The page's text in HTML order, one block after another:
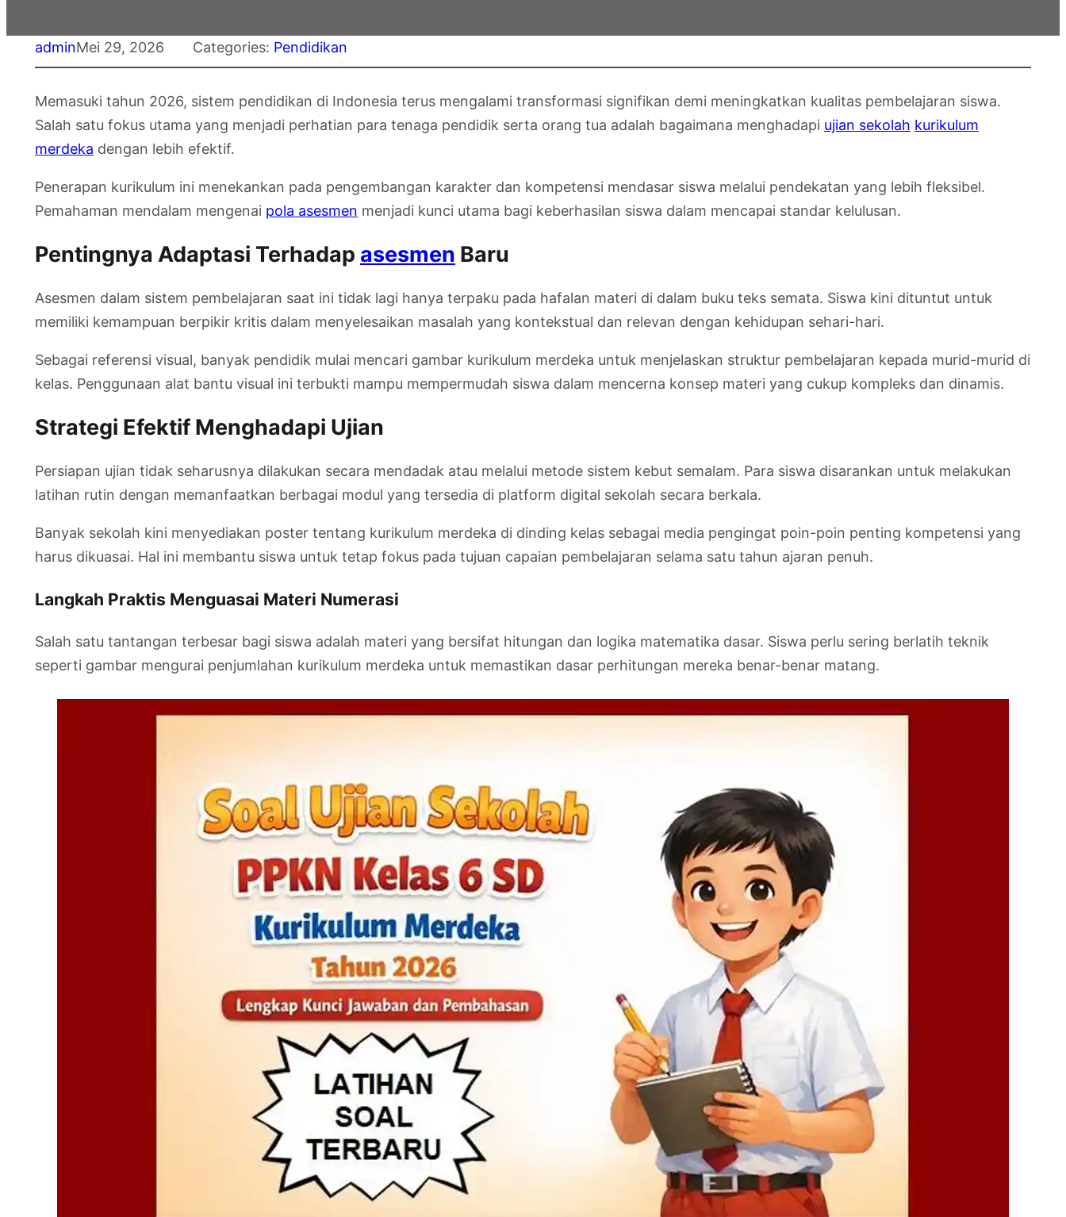
adminMei 29, 2026 Categories: Pendidikan
Memasuki tahun 2026, sistem pendidikan di Indonesia terus mengalami transformasi signifikan demi meningkatkan kualitas pembelajaran siswa.
Salah satu fokus utama yang menjadi perhatian para tenaga pendidik serta orang tua adalah bagaimana menghadapi ujian sekolah kurikulum
merdeka dengan lebih efektif.
Penerapan kurikulum ini menekankan pada pengembangan karakter dan kompetensi mendasar siswa melalui pendekatan yang lebih fleksibel.
Pemahaman mendalam mengenai pola asesmen menjadi kunci utama bagi keberhasilan siswa dalam mencapai standar kelulusan.
Pentingnya Adaptasi Terhadap asesmen Baru
Asesmen dalam sistem pembelajaran saat ini tidak lagi hanya terpaku pada hafalan materi di dalam buku teks semata. Siswa kini dituntut untuk
memiliki kemampuan berpikir kritis dalam menyelesaikan masalah yang kontekstual dan relevan dengan kehidupan sehari-hari.
Sebagai referensi visual, banyak pendidik mulai mencari gambar kurikulum merdeka untuk menjelaskan struktur pembelajaran kepada murid-murid di
kelas. Penggunaan alat bantu visual ini terbukti mampu mempermudah siswa dalam mencerna konsep materi yang cukup kompleks dan dinamis.
Strategi Efektif Menghadapi Ujian
Persiapan ujian tidak seharusnya dilakukan secara mendadak atau melalui metode sistem kebut semalam. Para siswa disarankan untuk melakukan
latihan rutin dengan memanfaatkan berbagai modul yang tersedia di platform digital sekolah secara berkala.
Banyak sekolah kini menyediakan poster tentang kurikulum merdeka di dinding kelas sebagai media pengingat poin-poin penting kompetensi yang
harus dikuasai. Hal ini membantu siswa untuk tetap fokus pada tujuan capaian pembelajaran selama satu tahun ajaran penuh.
Langkah Praktis Menguasai Materi Numerasi
Salah satu tantangan terbesar bagi siswa adalah materi yang bersifat hitungan dan logika matematika dasar. Siswa perlu sering berlatih teknik
seperti gambar mengurai penjumlahan kurikulum merdeka untuk memastikan dasar perhitungan mereka benar-benar matang.